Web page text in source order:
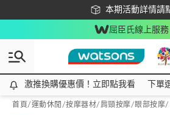
本期活動詳情請
下載app最高回饋
屈臣氏線上服務
激推換購優惠價！立即點我看
激推換購優惠價！立即點我看 下單
首頁/運動休閒 /按摩器材/肩頸按摩/眼部按摩/